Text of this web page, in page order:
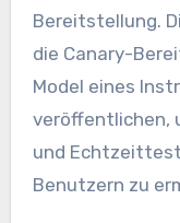
Bereitstellung.
die Canary-
Model eines
veröffentlichen,
und
Benutzern zu